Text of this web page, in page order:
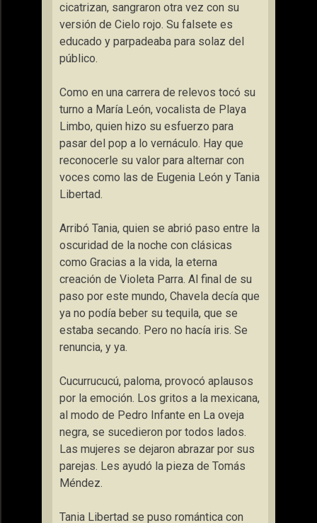
cicatrizan, sangraron otra vez con su
versión de Cielo rojo. Su falsete es
educado y parpadeaba para solaz del
público.
Como en una carrera de relevos tocó su
turno a María León, vocalista de Playa
Limbo, quien hizo su esfuerzo para
pasar del pop a lo vernáculo. Hay que
reconocerle su valor para alternar con
voces como las de Eugenia León y Tania
Libertad.
Arribó Tania, quien se abrió paso entre la
oscuridad de la noche con clásicas
como Gracias a la vida, la eterna
creación de Violeta Parra. Al final de su
paso por este mundo, Chavela decía que
ya no podía beber su tequila, que se
estaba secando. Pero no hacía iris. Se
renuncia, y ya.
Cucurrucucú, paloma, provocó aplausos
por la emoción. Los gritos a la mexicana,
al modo de Pedro Infante en La oveja
negra, se sucedieron por todos lados.
Las mujeres se dejaron abrazar por sus
parejas. Les ayudó la pieza de Tomás
Méndez.
Tania Libertad se puso romántica con